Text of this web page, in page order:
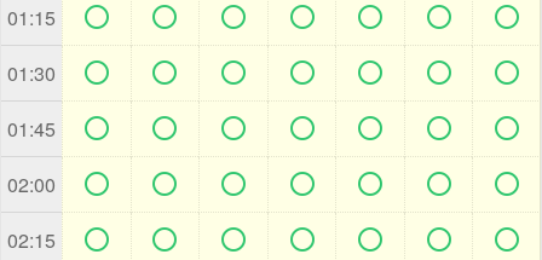
01:15       
01:30       
01:45       
02:00       
02:15       